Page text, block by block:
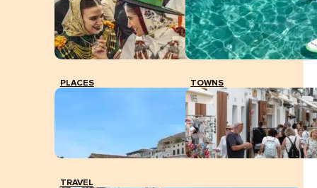
PLACES TOWNS
TRAVEL